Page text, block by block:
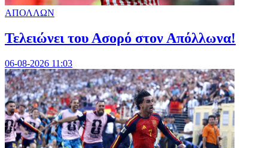
ΑΠΟΛΛΩΝ
Τελειώνει του Ασορό στον Απόλλωνα!
06-08-2026 11:03